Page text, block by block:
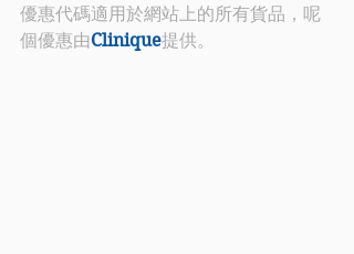
優惠代碼適用於網站上的所有貨品，呢
個優惠由Clinique提供。